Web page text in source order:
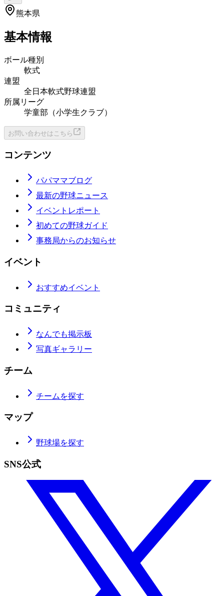
熊本県
基本情報
ボール種別
軟式
連盟
全日本軟式野球連盟
所属リーグ
学童部（小学生クラブ）
お問い合わせはこちら
コンテンツ
パパママブログ
最新の野球ニュース
イベントレポート
初めての野球ガイド
事務局からのお知らせ
イベント
おすすめイベント
コミュニティ
なんでも掲示板
写真ギャラリー
チーム
チームを探す
マップ
野球場を探す
SNS公式